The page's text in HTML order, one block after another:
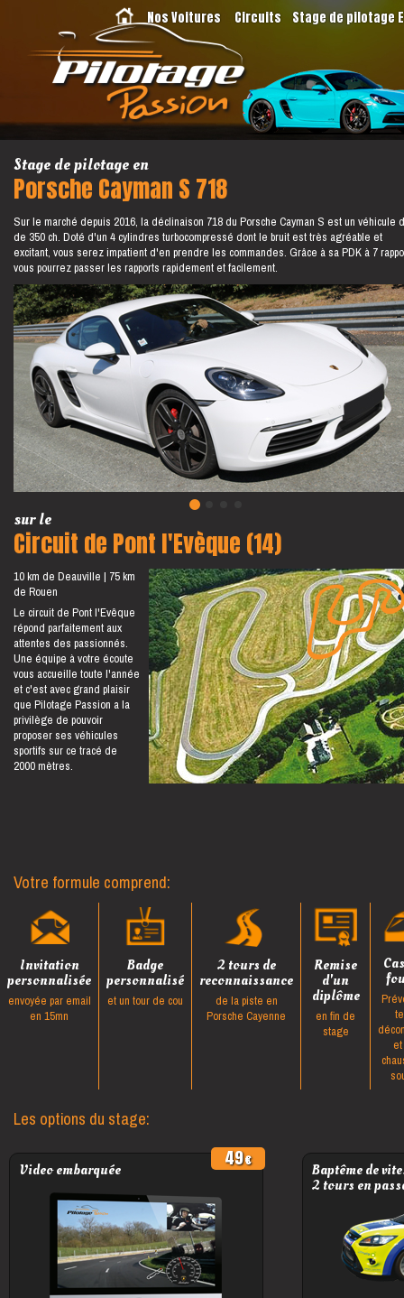
Nos Voitures Circuits Stage de pilotage
Stage de pilotage en
Porsche Cayman S 718
Sur le marché depuis 2016, la déclinaison 718 du Porsche Cayman S est un véhicule
de 350 ch. Doté d'un 4 cylindres turbocompressé dont le bruit est très agréable et
excitant, vous serez impatient d'en prendre les commandes. Grâce à sa PDK à 7
vous pourrez passer les rapports rapidement et facilement.
sur le
Circuit de Pont l'Evèque (14)
10 km de Deauville 75 km
de Rouen
Le circuit de Pont l'Evêque
répond parfaitement aux
attentes des passionnés.
Une équipe à votre écoute
vous accueille toute l'année
et c'est avec grand plaisir
que Pilotage Passion a la
privilège de pouvoir
proposer ses véhicules
sportifs sur ce tracé de
2000 mètres.
Votre formule comprend:
Invitation
personnalisée
envoyée par email
en 15mn
Badge
personnalisé
et un tour de cou
2 tours de
reconnaissance
de la piste en
Porsche Cayenne
Remise
d'un
diplôme
en fin de
stage
Les options du stage:
Video embarquée
49
Baptême de
2 tours en